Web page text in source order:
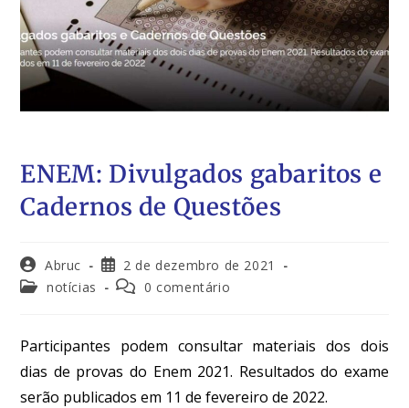
ENEM: Divulgados gabaritos e
Cadernos de Questões
Abruc
2 de dezembro de 2021
notícias
0 comentário
Participantes podem consultar materiais dos dois
dias de provas do Enem 2021. Resultados do exame
serão publicados em 11 de fevereiro de 2022.